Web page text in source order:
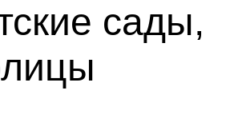
сады,